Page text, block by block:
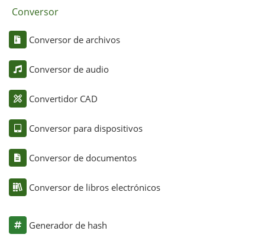
Conversor
Conversor de archivos
Conversor de audio
Convertidor CAD
Conversor para dispositivos
Conversor de documentos
Conversor de libros electrónicos
Generador de hash